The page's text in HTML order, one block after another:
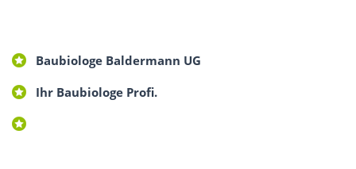
Baubiologe Baldermann UG
Ihr Baubiologe Profi.